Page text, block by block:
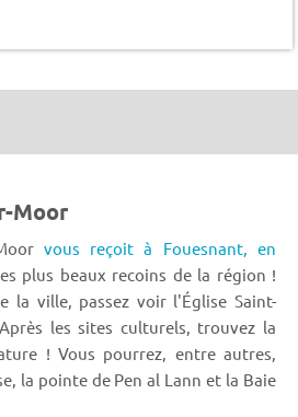
Moor
vous reçoit à Fouesnant,
en
plus beaux recoins de la région !
la ville, passez voir l'Église Saint-
les sites culturels, trouvez la
! Vous pourrez, entre autres,
la pointe de Pen al Lann et la Baie